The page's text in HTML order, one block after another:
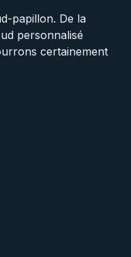
papillon. De la
personnalisé
certainement